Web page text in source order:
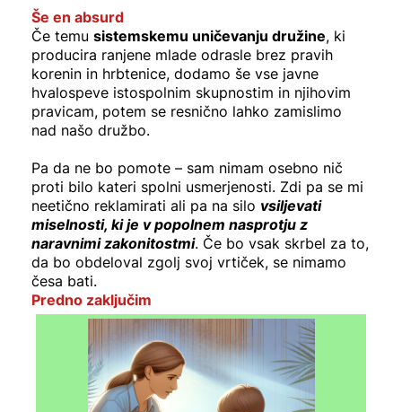
Še en absurd
Če temu sistemskemu uničevanju družine, ki
producira ranjene mlade odrasle brez pravih
korenin in hrbtenice, dodamo še vse javne
hvalospeve istospolnim skupnostim in njihovim
pravicam, potem se resnično lahko zamislimo
nad našo družbo.
Pa da ne bo pomote – sam nimam osebno nič
proti bilo kateri spolni usmerjenosti. Zdi pa se mi
neetično reklamirati ali pa na silo vsiljevati
miselnosti, ki je v popolnem nasprotju z
naravnimi zakonitostmi. Če bo vsak skrbel za to,
da bo obdeloval zgolj svoj vrtiček, se nimamo
česa bati.
Predno zaključim